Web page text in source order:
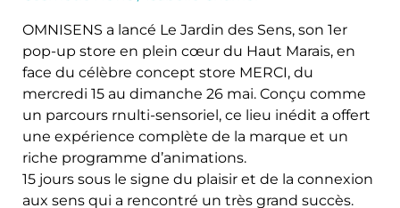
OMNISENS a lancé Le Jardin des Sens, son 1er
pop-up store en plein cœur du Haut Marais, en
face du célèbre concept store MERCI, du
mercredi 15 au dimanche 26 mai. Conçu comme
un parcours rnulti-sensoriel, ce lieu inédit a offert
une expérience complète de la marque et un
riche programme d’animations.
15 jours sous le signe du plaisir et de la connexion
aux sens qui a rencontré un très grand succès.